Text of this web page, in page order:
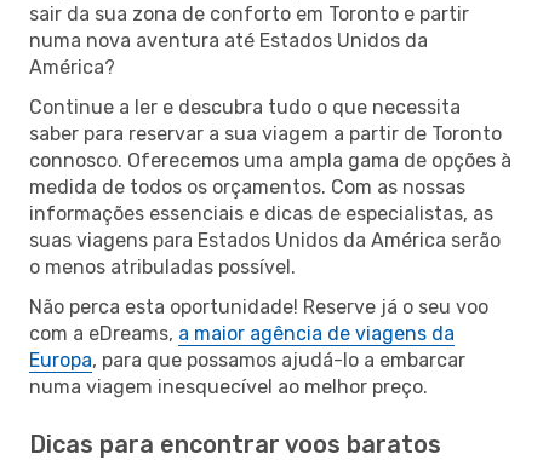
sair da sua zona de conforto em Toronto e partir
numa nova aventura até Estados Unidos da
América?
Continue a ler e descubra tudo o que necessita
saber para reservar a sua viagem a partir de Toronto
connosco. Oferecemos uma ampla gama de opções à
medida de todos os orçamentos. Com as nossas
informações essenciais e dicas de especialistas, as
suas viagens para Estados Unidos da América serão
o menos atribuladas possível.
Não perca esta oportunidade! Reserve já o seu voo
com a eDreams, a maior agência de viagens da
Europa, para que possamos ajudá-lo a embarcar
numa viagem inesquecível ao melhor preço.
Dicas para encontrar voos baratos